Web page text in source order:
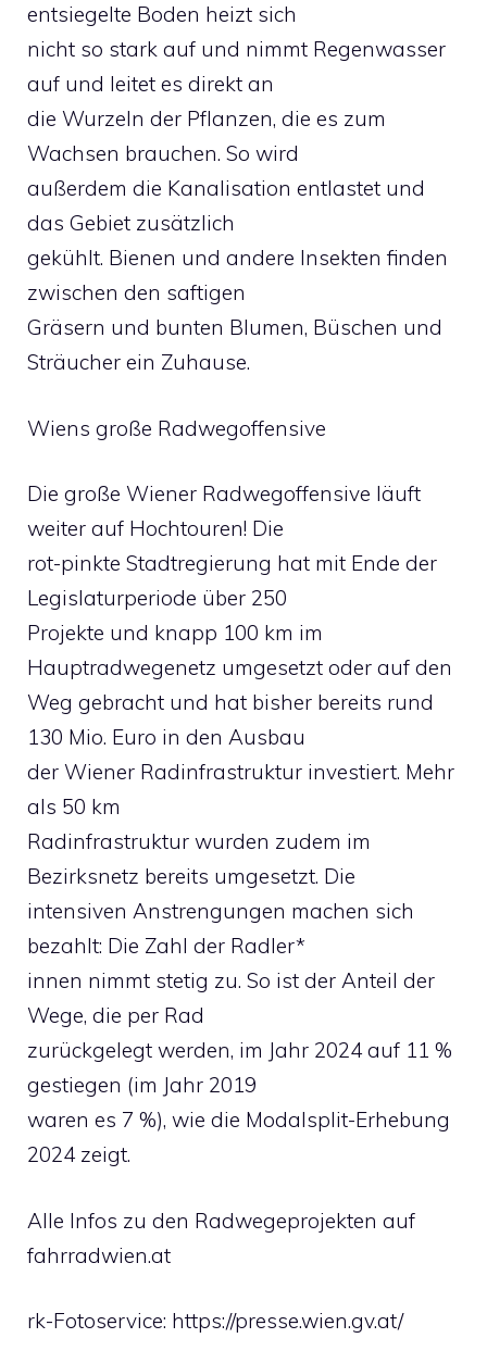
entsiegelte Boden heizt sich
nicht so stark auf und nimmt Regenwasser
auf und leitet es direkt an
die Wurzeln der Pflanzen, die es zum
Wachsen brauchen. So wird
außerdem die Kanalisation entlastet und
das Gebiet zusätzlich
gekühlt. Bienen und andere Insekten finden
zwischen den saftigen
Gräsern und bunten Blumen, Büschen und
Sträucher ein Zuhause.
Wiens große Radwegoffensive
Die große Wiener Radwegoffensive läuft
weiter auf Hochtouren! Die
rot-pinkte Stadtregierung hat mit Ende der
Legislaturperiode über 250
Projekte und knapp 100 km im
Hauptradwegenetz umgesetzt oder auf den
Weg gebracht und hat bisher bereits rund
130 Mio. Euro in den Ausbau
der Wiener Radinfrastruktur investiert. Mehr
als 50 km
Radinfrastruktur wurden zudem im
Bezirksnetz bereits umgesetzt. Die
intensiven Anstrengungen machen sich
bezahlt: Die Zahl der Radler*
innen nimmt stetig zu. So ist der Anteil der
Wege, die per Rad
zurückgelegt werden, im Jahr 2024 auf 11 %
gestiegen (im Jahr 2019
waren es 7 %), wie die Modalsplit-Erhebung
2024 zeigt.
Alle Infos zu den Radwegeprojekten auf
fahrradwien.at
rk-Fotoservice: https://presse.wien.gv.at/